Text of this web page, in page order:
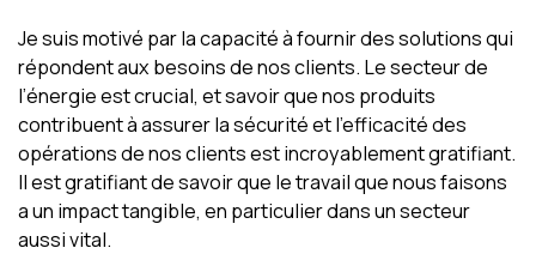
Je suis motivé par la capacité à fournir des solutions qui
répondent aux besoins de nos clients. Le secteur de
l’énergie est crucial, et savoir que nos produits
contribuent à assurer la sécurité et l’efficacité des
opérations de nos clients est incroyablement gratifiant.
Il est gratifiant de savoir que le travail que nous faisons
a un impact tangible, en particulier dans un secteur
aussi vital.